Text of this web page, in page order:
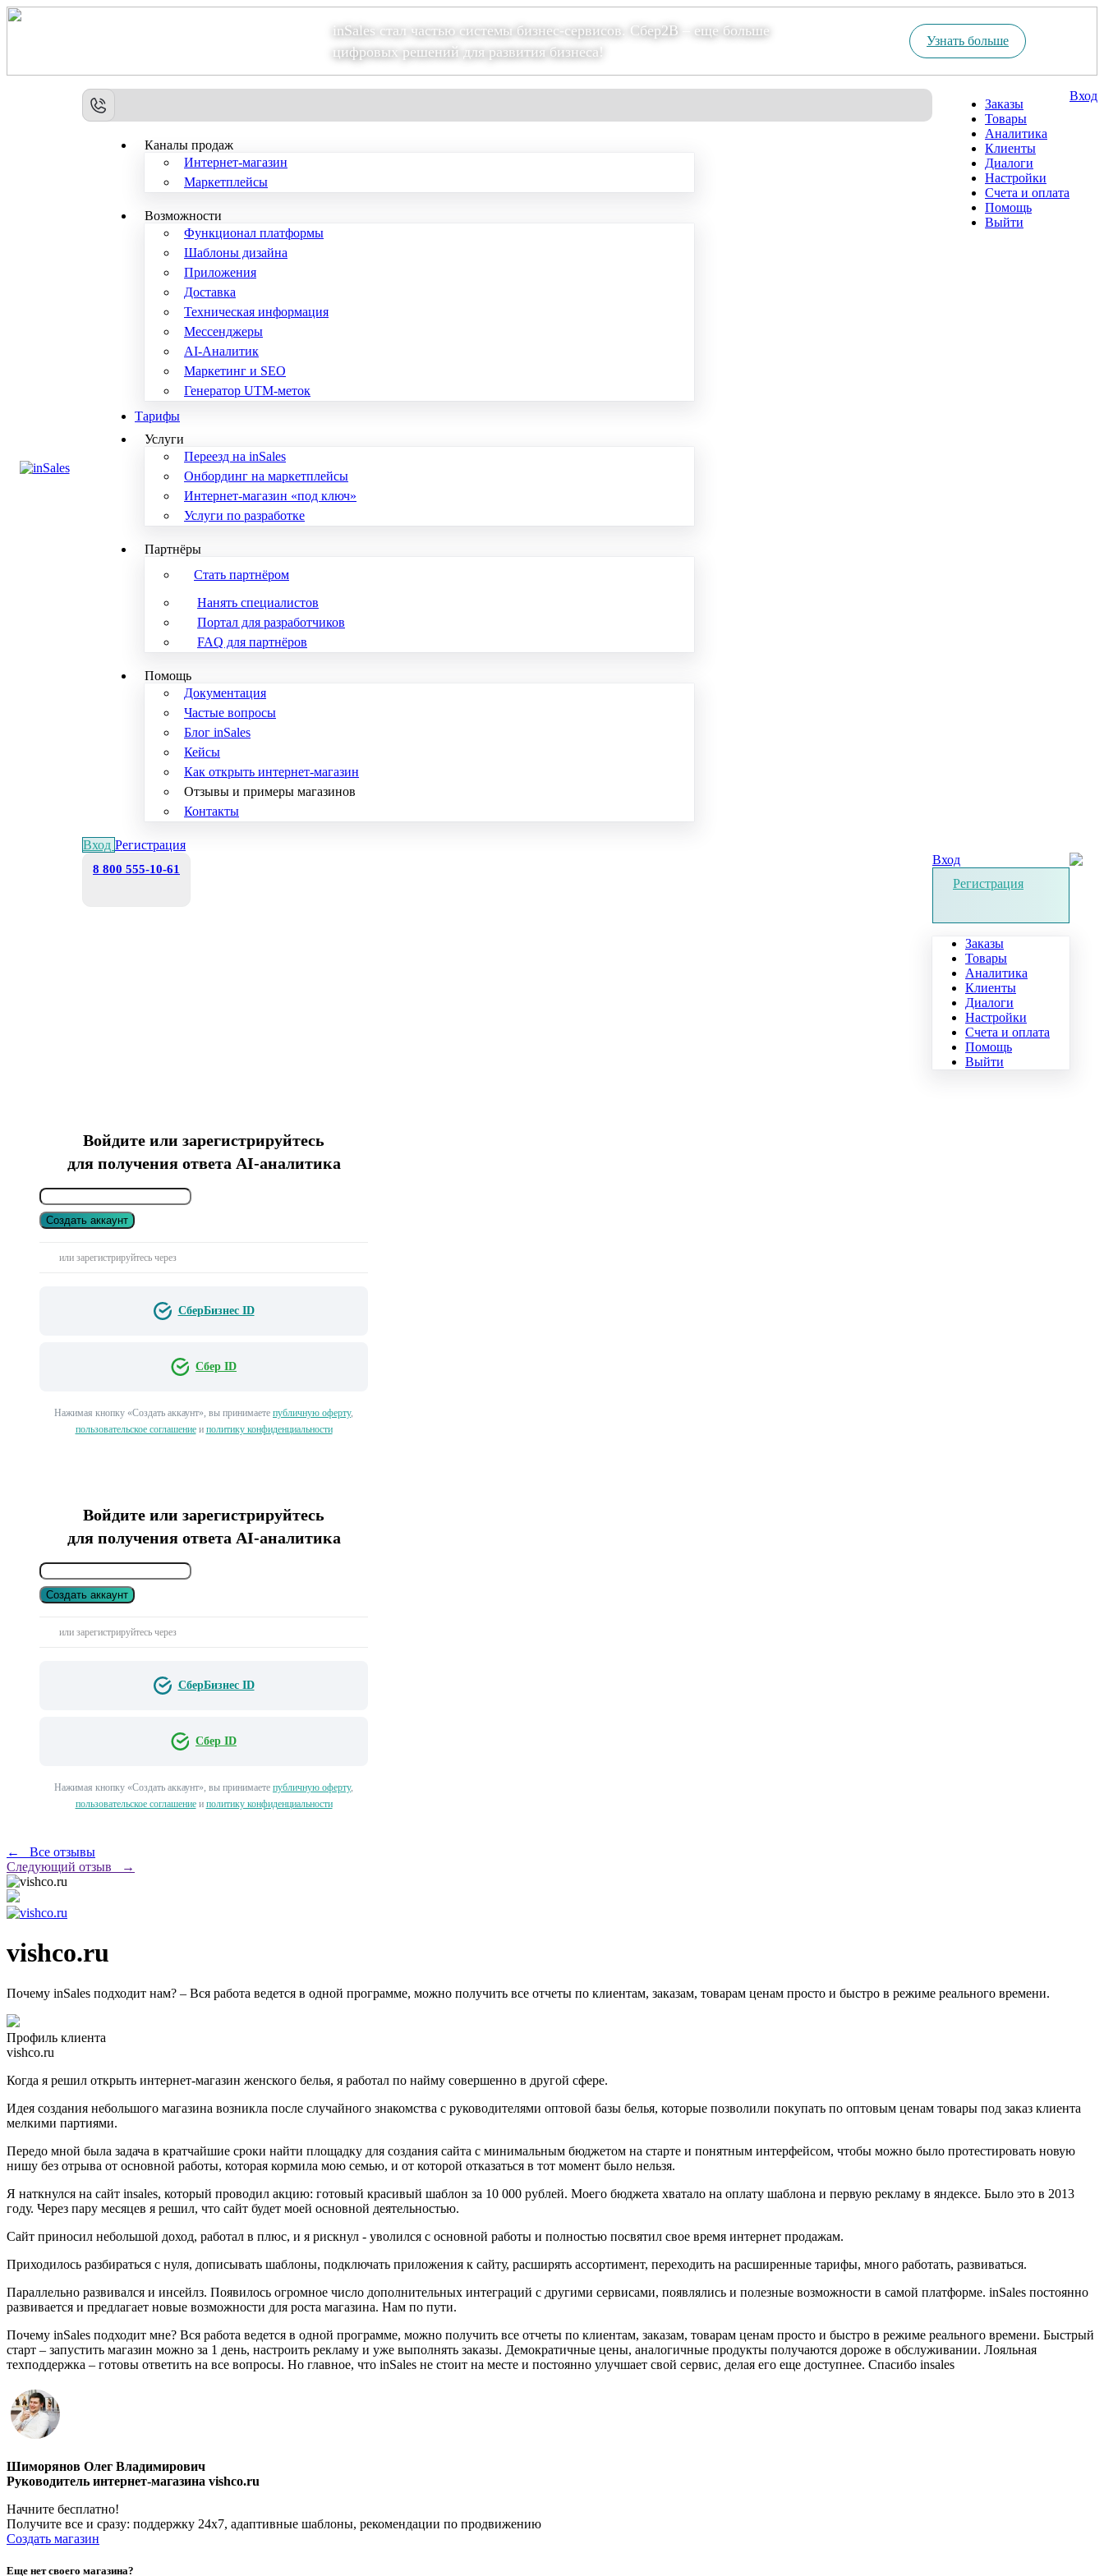
inSales стал частью системы бизнес-сервисов. Сбер2В – еще больше
цифровых решений для развития бизнеса!
Узнать больше
Каналы продаж
Интернет-магазин
Маркетплейсы
Возможности
Функционал платформы
Шаблоны дизайна
Приложения
Доставка
Техническая информация
Мессенджеры
AI-Аналитик
Маркетинг и SEO
Генератор UTM-меток
Тарифы
Услуги
Переезд на inSales
Онбординг на маркетплейсы
Интернет-магазин «под ключ»
Услуги по разработке
Партнёры
Стать партнёром
Нанять специалистов
Портал для разработчиков
FAQ для партнёров
Помощь
Документация
Частые вопросы
Блог inSales
Кейсы
Как открыть интернет-магазин
Отзывы и примеры магазинов
Контакты
Вход Регистрация
Заказы
Товары
Аналитика
Клиенты
Диалоги
Настройки
Счета и оплата
Помощь
Выйти
Вход
8 800 555-10-61
Вход
Регистрация
Заказы
Товары
Аналитика
Клиенты
Диалоги
Настройки
Счета и оплата
Помощь
Выйти
Войдите или зарегистрируйтесь
для получения ответа AI-аналитика
Создать аккаунт
или зарегистрируйтесь через
СберБизнес ID
Сбер ID
Нажимая кнопку «Создать аккаунт», вы принимаете публичную оферту,
пользовательское соглашениеи политику конфиденциальности
Войдите или зарегистрируйтесь
для получения ответа AI-аналитика
Создать аккаунт
или зарегистрируйтесь через
СберБизнес ID
Сбер ID
Нажимая кнопку «Создать аккаунт», вы принимаете публичную оферту,
пользовательское соглашениеи политику конфиденциальности
← Все отзывы
Следующий отзыв →
vishco.ru
Почему inSales подходит нам? – Вся работа ведется в одной программе, можно получить все отчеты по клиентам, заказам, товарам ценам просто и быстро в режиме реального времени.
Профиль клиента
vishco.ru
Когда я решил открыть интернет-магазин женского белья, я работал по найму совершенно в другой сфере.
Идея создания небольшого магазина возникла после случайного знакомства с руководителями оптовой базы белья, которые позволили покупать по оптовым ценам товары под заказ клиента
мелкими партиями.
Передо мной была задача в кратчайшие сроки найти площадку для создания сайта с минимальным бюджетом на старте и понятным интерфейсом, чтобы можно было протестировать новую
нишу без отрыва от основной работы, которая кормила мою семью, и от которой отказаться в тот момент было нельзя.
Я наткнулся на сайт insales, который проводил акцию: готовый красивый шаблон за 10 000 рублей. Моего бюджета хватало на оплату шаблона и первую рекламу в яндексе. Было это в 2013
году. Через пару месяцев я решил, что сайт будет моей основной деятельностью.
Сайт приносил небольшой доход, работал в плюс, и я рискнул - уволился с основной работы и полностью посвятил свое время интернет продажам.
Приходилось разбираться с нуля, дописывать шаблоны, подключать приложения к сайту, расширять ассортимент, переходить на расширенные тарифы, много работать, развиваться.
Параллельно развивался и инсейлз. Появилось огромное число дополнительных интеграций с другими сервисами, появлялись и полезные возможности в самой платформе. inSales постоянно
развивается и предлагает новые возможности для роста магазина. Нам по пути.
Почему inSales подходит мне? Вся работа ведется в одной программе, можно получить все отчеты по клиентам, заказам, товарам ценам просто и быстро в режиме реального времени. Быстрый
старт – запустить магазин можно за 1 день, настроить рекламу и уже выполнять заказы. Демократичные цены, аналогичные продукты получаются дороже в обслуживании. Лояльная
техподдержка – готовы ответить на все вопросы. Но главное, что inSales не стоит на месте и постоянно улучшает свой сервис, делая его еще доступнее. Спасибо insales
Шиморянов Олег Владимирович
Руководитель интернет-магазина vishco.ru
Начните бесплатно!
Получите все и сразу: поддержку 24х7, адаптивные шаблоны, рекомендации по продвижению
Создать магазин
Еще нет своего магазина?